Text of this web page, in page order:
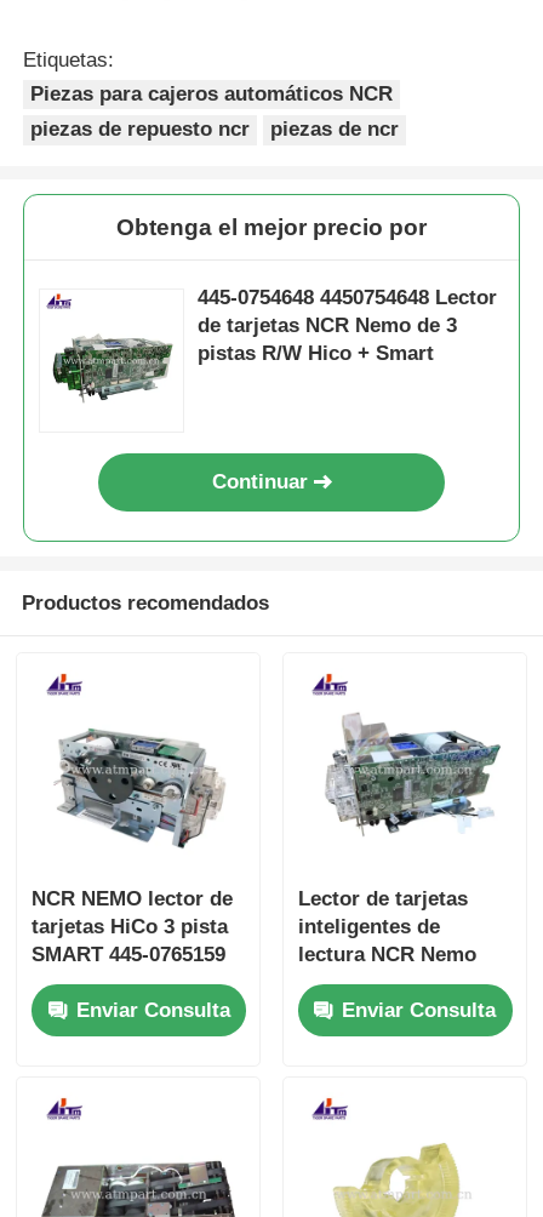
Etiquetas:
Piezas para cajeros automáticos NCR
piezas de repuesto ncr
piezas de ncr
Obtenga el mejor precio por
445-0754648 4450754648 Lector
de tarjetas NCR Nemo de 3
pistas R/W Hico + Smart
Continuar
Productos recomendados
NCR NEMO lector de
tarjetas HiCo 3 pista
SMART 445-0765159
4450765159
Enviar Consulta
Lector de tarjetas
inteligentes de
lectura NCR Nemo
MCRW Track 2 445-
0765158 4450765158
Enviar Consulta